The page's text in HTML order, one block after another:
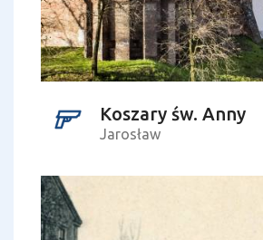
Koszary św. Anny
Jarosław